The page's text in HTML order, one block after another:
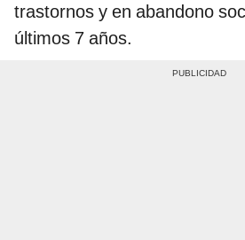
trastornos y en abandono
últimos 7 años.